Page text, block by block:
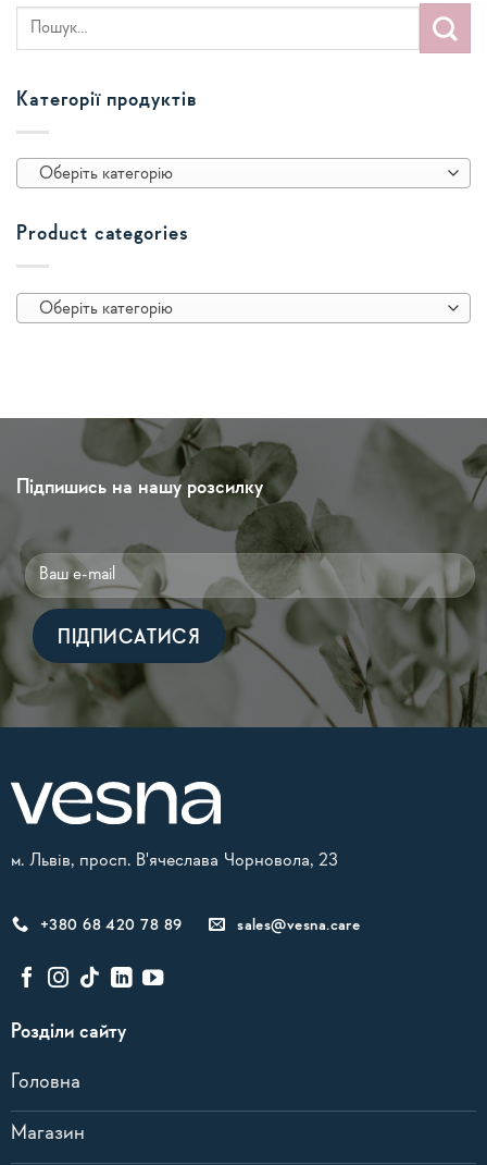
Категорії продуктів
Оберіть категорію
Product categories
Оберіть категорію
Підпишись на нашу розсилку
Alternative:
м. Львів, просп. В'ячеслава Чорновола, 23
+380 68 420 78 89 sales@vesna.care
Розділи сайту
Головна
Магазин